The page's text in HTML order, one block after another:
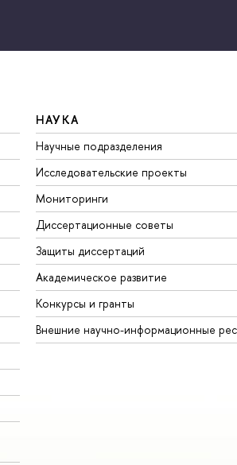
НАУКА
Научные подразделения
Исследовательские проекты
Мониторинги
Диссертационные советы
Защиты диссертаций
Академическое развитие
Конкурсы и гранты
Внешние научно-информационные